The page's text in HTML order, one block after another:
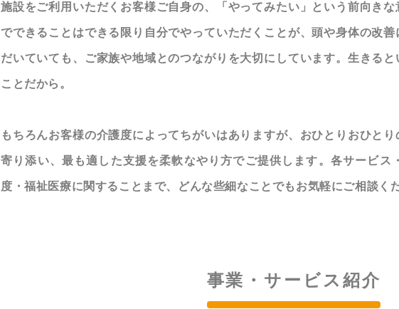
施設をご利用いただくお客様ご自身の、「やってみたい」という前向き
でできることはできる限り自分でやっていただくことが、頭や身体の改
だいていても、ご家族や地域とのつながりを大切にしています。生きる
ことだから。
もちろんお客様の介護度によってちがいはありますが、おひとりおひと
寄り添い、最も適した支援を柔軟なやり方でご提供します。各サービス
度・福祉医療に関することまで、どんな些細なことでもお気軽にご相談く
事業・サービス紹介